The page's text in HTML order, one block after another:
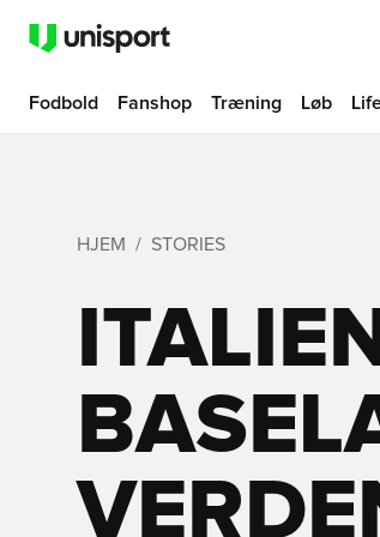
Fodbold Fanshop Træning Løb
HJEM STORIES